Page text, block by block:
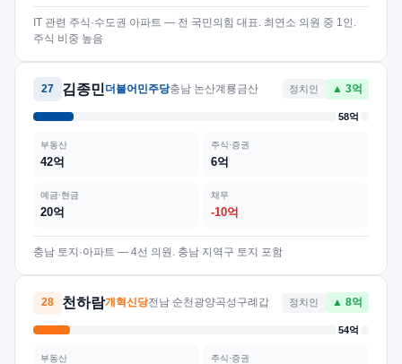
IT 관련 주식·수도권 아파트 — 전 국민의힘 대표. 최연소 의원 중 1인.
주식 비중 높음
27 김종민 더불어민주당충남 논산계룡금산 정치인 ▲ 3억
58억
부동산
42억
주식·증권
6억
예금·현금
20억
채무
-10억
충남 토지·아파트 — 4선 의원. 충남 지역구 토지 포함
28 천하람개혁신당전남 순천광양곡성구례갑 정치인 ▲ 8억
54억
부동산 주식·증권